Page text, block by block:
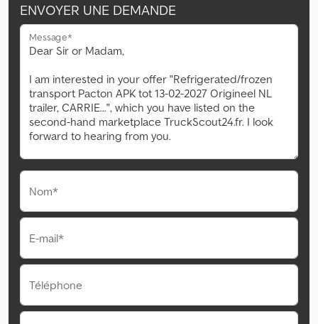
ENVOYER UNE DEMANDE
Message*
Nom*
E-mail*
Téléphone